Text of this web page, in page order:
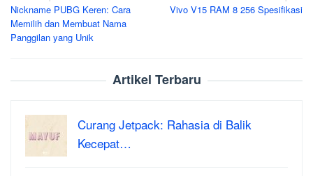
navigation
Nickname PUBG Keren: Cara
Memilih dan Membuat Nama
Panggilan yang Unik
Vivo V15 RAM 8 256 Spesifikasi
Artikel Terbaru
Curang Jetpack: Rahasia di Balik
Kecepat…